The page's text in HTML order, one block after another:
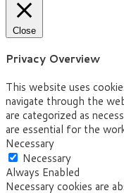
Close
Privacy Overview
This website uses
navigate through the
are categorized as
are essential for the
Necessary
Necessary
Always Enabled
Necessary cookies are